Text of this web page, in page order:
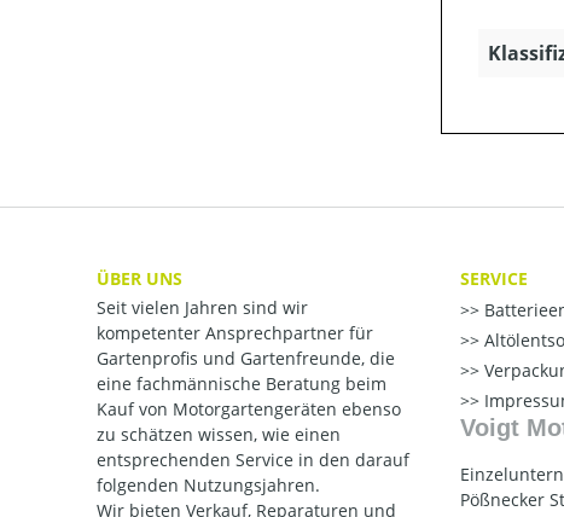
ÜBER UNS
Seit vielen Jahren sind wir
kompetenter Ansprechpartner für
Gartenprofis und Gartenfreunde, die
eine fachmännische Beratung beim
Kauf von Motorgartengeräten ebenso
zu schätzen wissen, wie einen
entsprechenden Service in den darauf
folgenden Nutzungsjahren.
Wir bieten Verkauf, Reparaturen und
SERVICE
Voigt
Pößnecker